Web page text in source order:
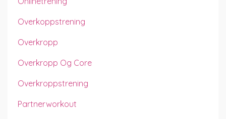
Overkoppstrening
Overkropp
Overkropp Og Core
Overkroppstrening
Partnerworkout